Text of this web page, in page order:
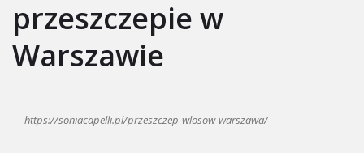
przeszczepie w
Warszawie
https://soniacapelli.pl/przeszczep-wlosow-warszawa/